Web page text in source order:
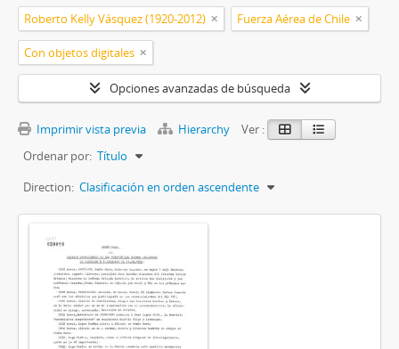
Roberto Kelly Vásquez (1920-2012) Fuerza Aérea de Chile
Con objetos digitales
Opciones avanzadas de búsqueda
Imprimir vista previa Hierarchy
Ver :
Ordenar por: Título
Direction: Clasificación en orden ascendente